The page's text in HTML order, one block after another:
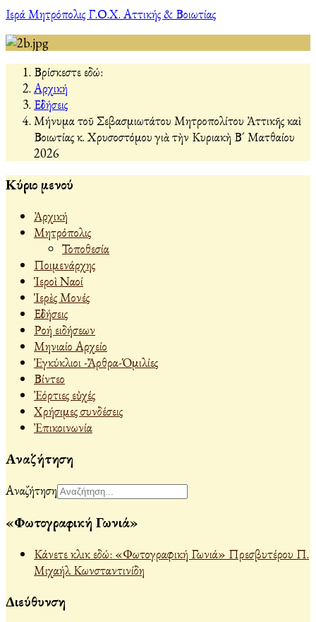
Ιερά Μητρόπολις Γ.Ο.Χ. Αττικής & Βοιωτίας
Βρίσκεστε εδώ:
Αρχική
Εἰδήσεις
Μήνυμα τοῦ Σεβασμιωτάτου Μητροπολίτου Ἀττικῆς καὶ
Βοιωτίας κ. Χρυσοστόμου γιὰ τὴν Κυριακὴ Β´ Ματθαίου
2026
Κύριο μενού
Ἀρχική
Μητρόπολις
Τοποθεσία
Ποιμενάρχης
Ἱεροὶ Ναοί
Ἱερὲς Μονές
Εἰδήσεις
Ροή ειδήσεων
Μηνιαίο Αρχείο
Ἐγκύκλιοι -Ἄρθρα-Ὁμιλίες
Βίντεο
Ἐόρτιες εὐχές
Χρήσιμες συνδέσεις
Ἐπικοινωνία
Αναζήτηση
Αναζήτηση
«Φωτογραφική Γωνιά»
Κάνετε κλικ εδώ: «Φωτογραφική Γωνιά» Πρεσβυτέρου Π.
Μιχαήλ Κωνσταντινίδη
Διεύθυνση